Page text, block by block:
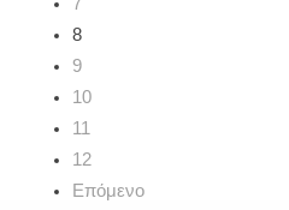
8
9
10
11
12
Επόμενο